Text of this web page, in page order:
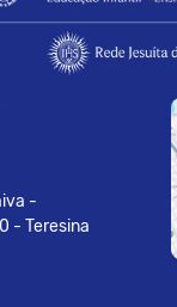
-
- Teresina